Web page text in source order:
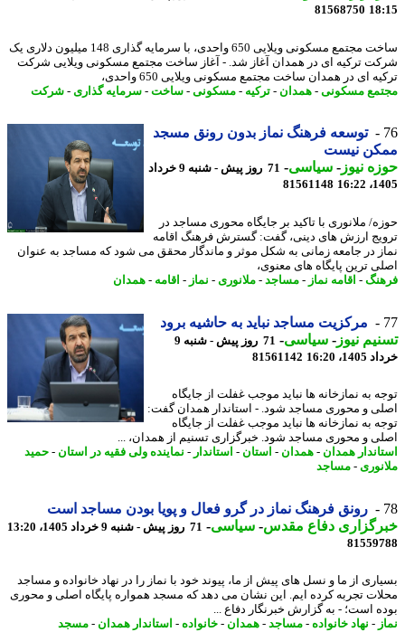
81568750
ساخت مجتمع مسکونی ویلایی 650 واحدی، با سرمایه گذاری 148 میلیون دلاری یک
ترکیه ای در همدان آغاز شد. - آغاز ساخت مجتمع مسکونی ویلایی شرکت
ای در همدان ساخت مجتمع مسکونی ویلایی 650 واحدی،
مسکونی-همدان- ترکیه-مسکونی-ساخت-سرمایه گذاری- شرکت
توسعه فرهنگ نماز بدون رونق مسجد
نیست
نیوز-سیاسی-
71 روز پیش - شنبه 9 خرداد
81561148
ملانوری با تاکید بر جایگاه محوری مساجد در
ارزش های دینی، گفت: گسترش فرهنگ اقامه
در جامعه زمانی به شکل موثر و ماندگار محقق می شود که مساجد به عنوان
ترین پایگاه های معنوی،
-اقامه نماز -مساجد-ملانوری- نماز -اقامه -همدان
مرکزیت مساجد نباید به حاشیه برود
نیوز-سیاسی-
71 روز پیش - شنبه 9
16:20
81561142
به نمازخانه ها نباید موجب غفلت از جایگاه
و محوری مساجد شود. - استاندار همدان گفت:
به نمازخانه ها نباید موجب غفلت از جایگاه
و محوری مساجد شود. خبرگزاری تسنیم از همدان، ...
همدان- همدان- استان-استاندار-نماینده ولی فقیه در استان-حمید
- مساجد
رونق فرهنگ نماز در گرو فعال و پویا بودن مساجد است
دفاع مقدس-سیاسی-71 روز پیش - شنبه 9 خرداد 1405، 13:20
از ما و نسل های پیش از ما، پیوند خود با نماز را در نهاد خانواده و مساجد
تجربه کرده ایم. این نشان می دهد که مسجد همواره پایگاه اصلی و محوری
است؛ - به گزارش خبرنگار دفاع ...
-نهاد خانواده- مساجد-همدان- خانواده- استاندار همدان- مسجد